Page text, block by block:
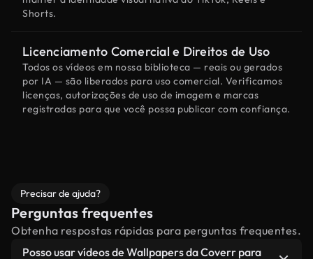
Shorts.
Licenciamento Comercial e Direitos de Uso
Todos os vídeos em nossa biblioteca — reais ou gerados
por IA — são liberados para uso comercial. Verificamos
licenças, autorizações de uso de imagem e marcas
registradas para que você possa publicar com confiança.
Precisar de ajuda?
Perguntas frequentes
Obtenha respostas rápidas para perguntas frequentes.
Posso usar vídeos de Wallpapers da Coverr para